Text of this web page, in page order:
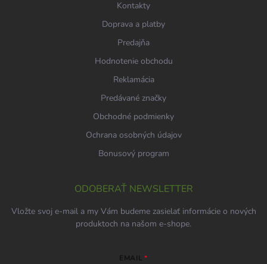
Kontakty
Doprava a platby
Predajňa
Hodnotenie obchodu
Reklamácia
Predávané značky
Obchodné podmienky
Ochrana osobných údajov
Bonusový program
ODOBERAŤ NEWSLETTER
Vložte svoj e-mail a my Vám budeme zasielať informácie o nových
produktoch na našom e-shope.
EMAIL